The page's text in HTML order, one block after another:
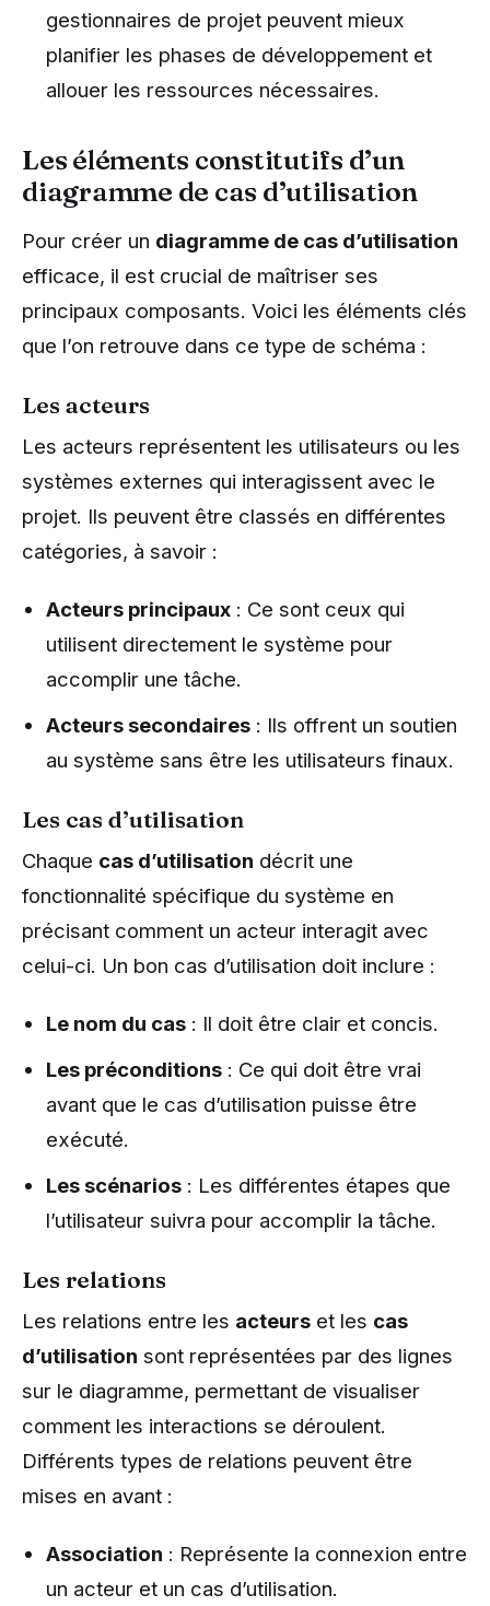
gestionnaires de projet peuvent mieux
planifier les phases de développement et
allouer les ressources nécessaires.
Les éléments constitutifs d’un
diagramme de cas d’utilisation
Pour créer un diagramme de cas d’utilisation
efficace, il est crucial de maîtriser ses
principaux composants. Voici les éléments clés
que l’on retrouve dans ce type de schéma :
Les acteurs
Les acteurs représentent les utilisateurs ou les
systèmes externes qui interagissent avec le
projet. Ils peuvent être classés en différentes
catégories, à savoir :
Acteurs principaux : Ce sont ceux qui
utilisent directement le système pour
accomplir une tâche.
Acteurs secondaires : Ils offrent un soutien
au système sans être les utilisateurs finaux.
Les cas d’utilisation
Chaque cas d’utilisation décrit une
fonctionnalité spécifique du système en
précisant comment un acteur interagit avec
celui-ci. Un bon cas d’utilisation doit inclure :
Le nom du cas : Il doit être clair et concis.
Les préconditions : Ce qui doit être vrai
avant que le cas d’utilisation puisse être
exécuté.
Les scénarios : Les différentes étapes que
l’utilisateur suivra pour accomplir la tâche.
Les relations
Les relations entre les acteurs et les cas
d’utilisation sont représentées par des lignes
sur le diagramme, permettant de visualiser
comment les interactions se déroulent.
Différents types de relations peuvent être
mises en avant :
Association : Représente la connexion entre
un acteur et un cas d’utilisation.